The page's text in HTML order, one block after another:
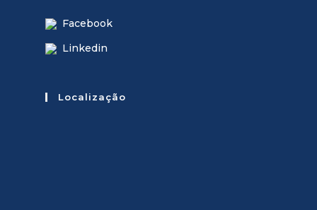
Facebook
Linkedin
Localização